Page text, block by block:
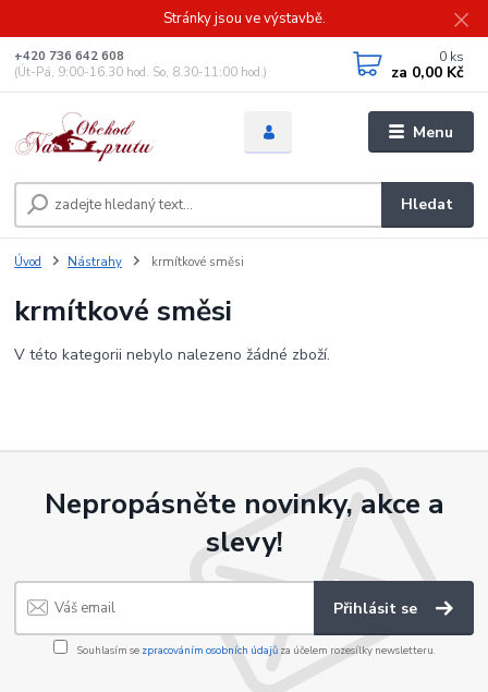
Stránky jsou ve výstavbě.
Menu
Hledat
+420 736 642 608
(Út-Pá, 9:00-16.30 hod. So, 8.30-11:00 hod.)
0 ks
za 0,00 Kč
Úvod Nástrahy krmítkové směsi
krmítkové směsi
V této kategorii nebylo nalezeno žádné zboží.
Nepropásněte novinky, akce a
slevy!
Přihlásit se
Souhlasím se zpracováním osobních údajůza účelem rozesílky newsletteru.